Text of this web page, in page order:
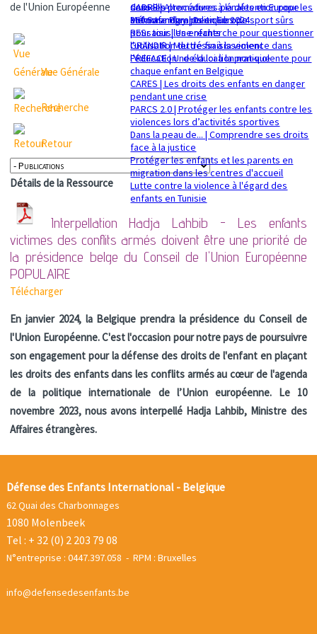
sexuelle
Mémorandum politique 2024
dans les procédures pénales en Europe
360 Safe Play | Des clubs de sport sûrs
pour tous les enfants
GRANDIR | Mettre fin à la violence dans
l’éducation : de la loi à la pratique
CADRE | Alternatives à la détention pour les
enfants migrants en Europe
RESsaisir | Une recherche pour questionner
l'utilisation du déssaisissement
PREFACE | Une éducation non-violente pour
chaque enfant en Belgique
CARES | Les droits des enfants en danger
pendant une crise
PARCS 2.0 | Protéger les enfants contre les
violences lors d’activités sportives
Dans la peau de... | Comprendre ses droits
face à la justice
Protéger les enfants et les parents en
migration dans les centres d'accueil
Lutte contre la violence à l'égard des
enfants en Tunisie
de l'Union Européenne
Vue Générale
Recherche
Retour
Détails de la Ressource
Interpellation Hadja Lahbib - Les enfants
victimes des conflits armés doivent être une priorité de
la présidence belge du Conseil de l'Union Européenne
POPULAIRE
Télécharger
En janvier 2024, la Belgique prendra la présidence du Conseil de
l'Union Européenne. C'est l'occasion pour notre pays de poursuivre
son engagement pour la défense des droits de l'enfant en plaçant
les droits des enfants dans les conflits armés au cœur de l'agenda
de la politique internationale de l’Union européenne. Le 10
novembre 2023, nous avons interpellé Hadja Lahbib, Ministre des
Affaires étrangères.
Défense des Enfants International - Belgique
62 Quai des Charbonnages
1080 Molenbeek
Tel : + 32 (0) 2 203 79 08
N°entreprise : 0447.397.058 - RPM : Bruxelles
info@defensedesenfants.be